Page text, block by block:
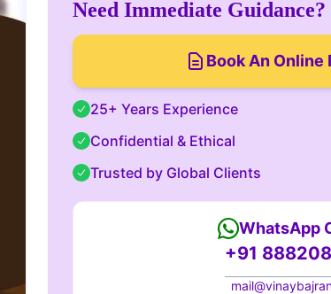
Need Immediate Guidance?
Book An Online
25+ Years Experience
Confidential & Ethical
Trusted by Global Clients
WhatsApp
+91